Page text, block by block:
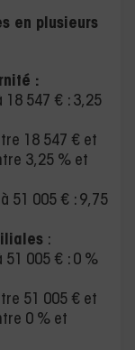
en plusieurs
:
18 547 € : 3,25
18 547 € et
3,25 % et
51 005 € : 9,75
:
51 005 € : 0 %
51 005 € et
0 % et